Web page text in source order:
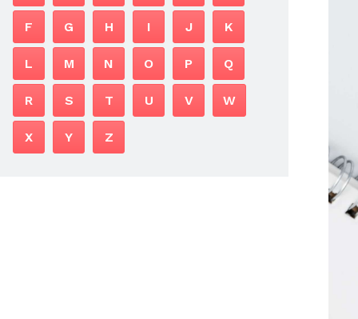
F G H I J K
L M N O P Q
R S T U V W
X Y Z